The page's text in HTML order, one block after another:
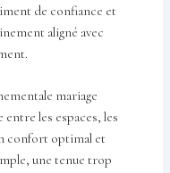
de confiance et
aligné avec
mariage
les espaces, les
confort optimal et
une tenue trop